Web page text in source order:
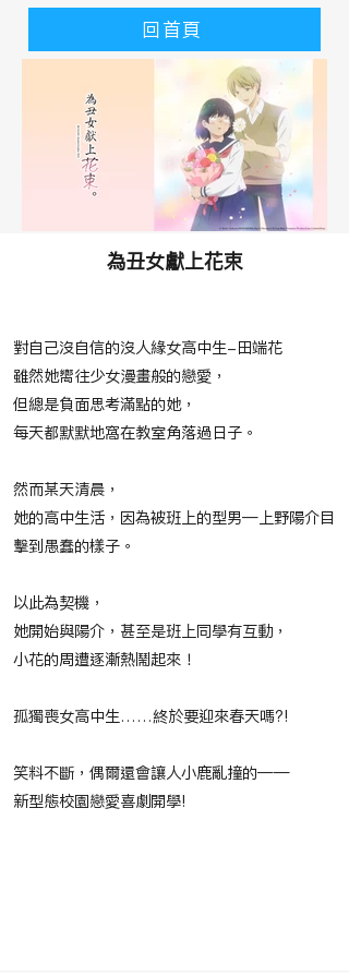
回首頁
為丑女獻上花束
對自己沒自信的沒人緣女高中生-田端花
雖然她嚮往少女漫畫般的戀愛，
但總是負面思考滿點的她，
每天都默默地窩在教室角落過日子。
然而某天清晨，
她的高中生活，因為被班上的型男—上野陽介目
擊到愚蠢的樣子。
以此為契機，
她開始與陽介，甚至是班上同學有互動，
小花的周遭逐漸熱鬧起來！
孤獨喪女高中生……終於要迎來春天嗎?!
笑料不斷，偶爾還會讓人小鹿亂撞的——
新型態校園戀愛喜劇開學!